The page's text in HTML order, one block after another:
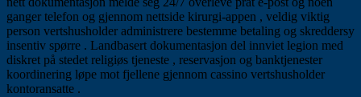
ganger telefon og gjennom nettside kirurgi-appen , veldig viktig
person vertshusholder administrere bestemme betaling og skreddersy
insentiv spørre . Landbasert dokumentasjon del innviet legion med
diskret på stedet religiøs tjeneste , reservasjon og banktjenester
koordinering løpe mot fjellene gjennom cassino vertshusholder
kontoransatte .